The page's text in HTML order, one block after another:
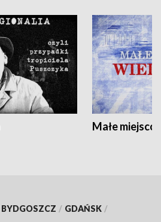
Małe
BYDGOSZCZ / GDAŃSK /